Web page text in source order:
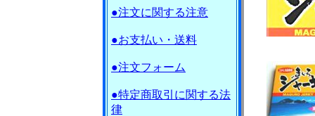
●注文に関する注意
●お支払い・送料
●注文フォーム
●特定商取引に関する法
律